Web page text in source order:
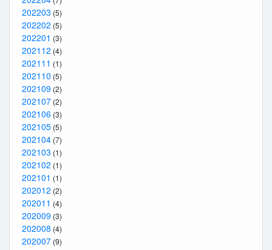
202203 (5)
202202 (5)
202201 (3)
202112 (4)
202111 (1)
202110 (5)
202109 (2)
202107 (2)
202106 (3)
202105 (5)
202104 (7)
202103 (1)
202102 (1)
202101 (1)
202012 (2)
202011 (4)
202009 (3)
202008 (4)
202007 (9)